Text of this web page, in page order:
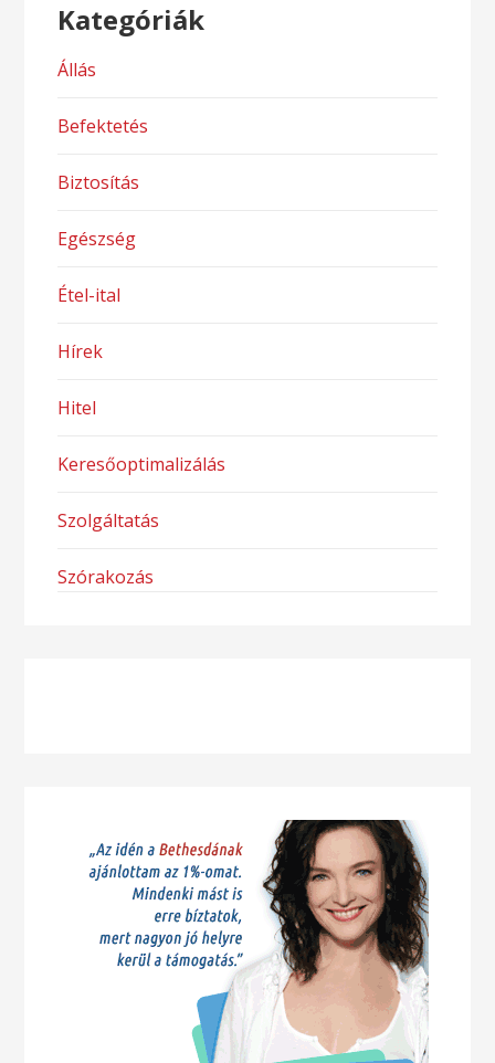
Kategóriák
Állás
Befektetés
Biztosítás
Egészség
Étel-ital
Hírek
Hitel
Keresőoptimalizálás
Szolgáltatás
Szórakozás